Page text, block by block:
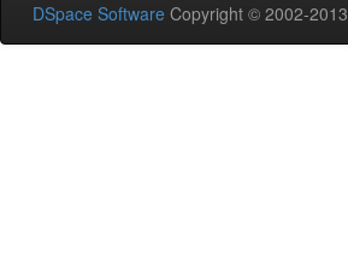
DSpace Software Copyright © 2002-2013